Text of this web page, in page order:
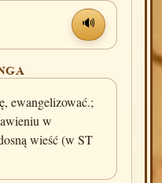
🔊
ewangelizować.;
w
wieść (w ST